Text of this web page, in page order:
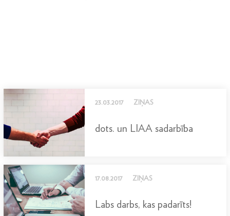
23.03.2017 ZIŅAS
dots. un LIAA sadarbība
17.08.2017 ZIŅAS
Labs darbs, kas padarīts!